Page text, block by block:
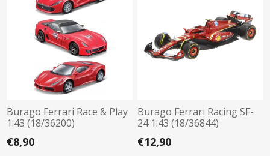
Burago Ferrari Race & Play
1:43 (18/36200)
€8,90
Burago Ferrari Racing SF-
24 1:43 (18/36844)
€12,90